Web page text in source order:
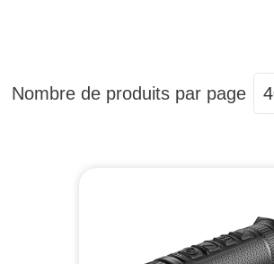
Nombre de produits par page